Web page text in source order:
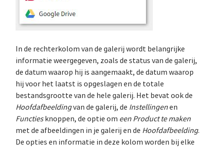
In de rechterkolom van de galerij wordt belangrijke
informatie weergegeven, zoals de status van de galerij,
de datum waarop hij is aangemaakt, de datum waarop
hij voor het laatst is opgeslagen en de totale
bestandsgrootte van de hele galerij. Het bevat ook de
Hoofdafbeeldingvan de galerij, de Instellingenen
Functiesknoppen, de optie om een Product te maken
met de afbeeldingen in je galerij en de Hoofdafbeelding.
De opties en informatie in deze kolom worden bij elke